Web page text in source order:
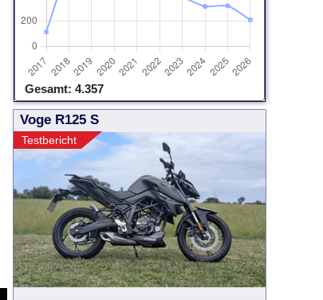
Gesamt: 4.357
Voge R125 S
Testbericht